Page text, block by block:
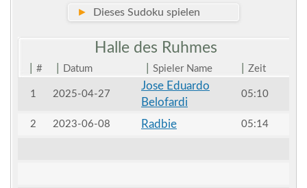
► Dieses Sudoku spielen
Halle des Ruhmes
# Datum Spieler Name Zeit
1 2025-04-27
Jose Eduardo
Belofardi
05:10
2 2023-06-08 Radbie 05:14